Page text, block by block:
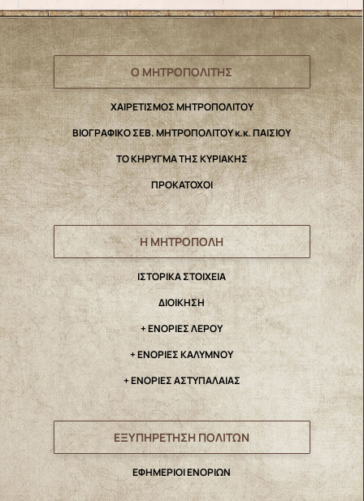
Ο ΜΗΤΡΟΠΟΛΙΤΗΣ
ΧΑΙΡΕΤΙΣΜΟΣ ΜΗΤΡΟΠΟΛΙΤΟΥ
ΒΙΟΓΡΑΦΙΚΟ ΣΕΒ. ΜΗΤΡΟΠΟΛΙΤΟΥ κ.κ. ΠΑΙΣΙΟΥ
ΤΟ ΚΗΡΥΓΜΑ ΤΗΣ ΚΥΡΙΑΚΗΣ
ΠΡΟΚΑΤΟΧΟΙ
Η ΜΗΤΡΟΠΟΛΗ
IΣΤΟΡΙΚΑ ΣΤΟΙΧΕΙΑ
ΔΙΟΙΚΗΣΗ
+ ΕΝΟΡΙΕΣ ΛΕΡΟΥ
+ ΕΝΟΡΙΕΣ ΚΑΛΥΜΝΟΥ
+ ΕΝΟΡΙΕΣ ΑΣΤΥΠΑΛΑΙΑΣ
ΕΞΥΠΗΡΕΤΗΣΗ ΠΟΛΙΤΩΝ
ΕΦΗΜΕΡΙΟΙ ΕΝΟΡΙΩΝ